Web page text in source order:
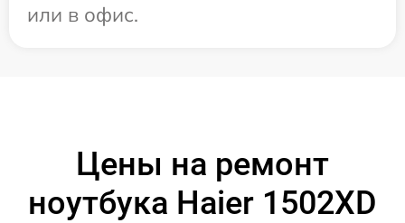
или в офис.
Цены на ремонт
ноутбука Haier 1502XD